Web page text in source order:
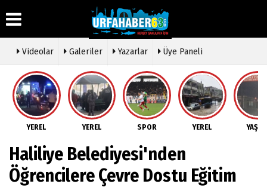
Üye Paneli
Haber
Arşivi
Arşivi
Haberleri
Hava
Durumu
Gazete
Anketler
Biyografiler
Köşe
Yazarları
Video
Foto
Galeri
Etkinlikler
Künye
İletişim
Çerez
İlkeleri
Videolar Galeriler Yazarlar Üye Paneli
YEREL YEREL SPOR YEREL
Haliliye Belediyesi'nden
Öğrencilere Çevre Dostu Eğitim